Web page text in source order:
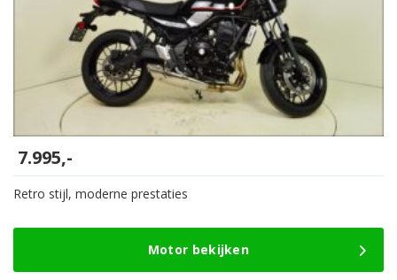
7.995,-
Retro stijl, moderne prestaties
Motor bekijken